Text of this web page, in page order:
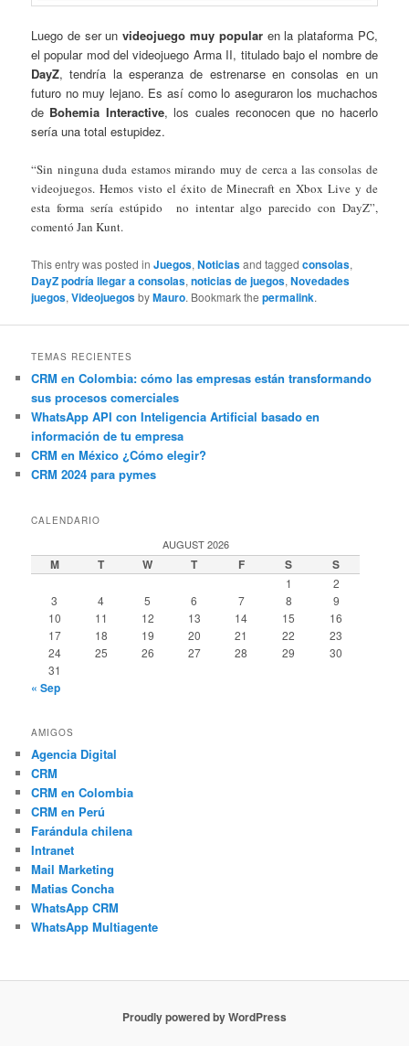
Luego de ser unvideojuego muy popularen la plataforma PC,
el popular mod del videojuego Arma II, titulado bajo el nombre de
DayZ, tendría la esperanza de estrenarse en consolas en un
futuro no muy lejano. Es así como lo aseguraron los muchachos
de Bohemia Interactive, los cuales reconocen que no hacerlo
sería una total estupidez.
“Sin ninguna duda estamos mirando muy de cerca a las consolas de
videojuegos. Hemos visto el éxito de Minecraft en Xbox Live y de
esta forma sería estúpido no intentar algo parecido con DayZ”,
comentó Jan Kunt.
This entry was posted inJuegos,Noticiasand taggedconsolas,
DayZ podría llegar a consolas,noticias de juegos,Novedades
juegos,VideojuegosbyMauro. Bookmark thepermalink.
TEMAS RECIENTES
CRM en Colombia: cómo las empresas están transformando
sus procesos comerciales
WhatsApp API con Inteligencia Artificial basado en
información de tu empresa
CRM en México ¿Cómo elegir?
CRM 2024 para pymes
CALENDARIO
AUGUST 2026
M T W T F S S
1
2
3
4 5 6 7 8
9
10
11 12 13 14 15
16
17
18 19 20 21 22
23
24
25 26 27 28 29
30
31
« Sep
AMIGOS
Agencia Digital
CRM
CRM en Colombia
CRM en Perú
Farándula chilena
Intranet
Mail Marketing
Matias Concha
WhatsApp CRM
WhatsApp Multiagente
Proudly powered by WordPress